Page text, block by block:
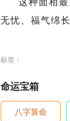
这种面相
无忧、福气绵长
标签：
命运宝箱
八字算命